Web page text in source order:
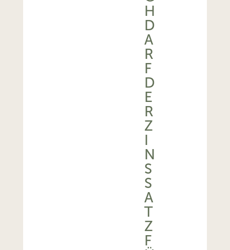
H
D
A
R
F
D
E
R
Z
I
N
S
S
A
T
Z
F